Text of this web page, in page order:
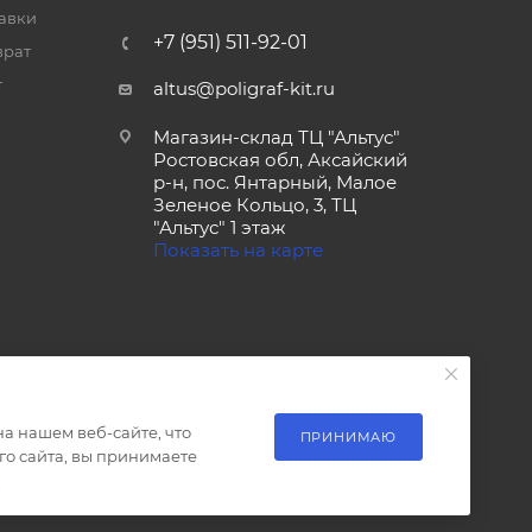
+7 (951) 511-92-01
altus@poligraf-kit.ru
Магазин-склад ТЦ "Альтус"
Ростовская обл, Аксайский
р-н, пос. Янтарный, Малое
Зеленое Кольцо, 3, ТЦ
"Альтус" 1 этаж
Показать на карте
нашем веб-сайте, что
сайта, вы принимаете
ПРИНИМАЮ